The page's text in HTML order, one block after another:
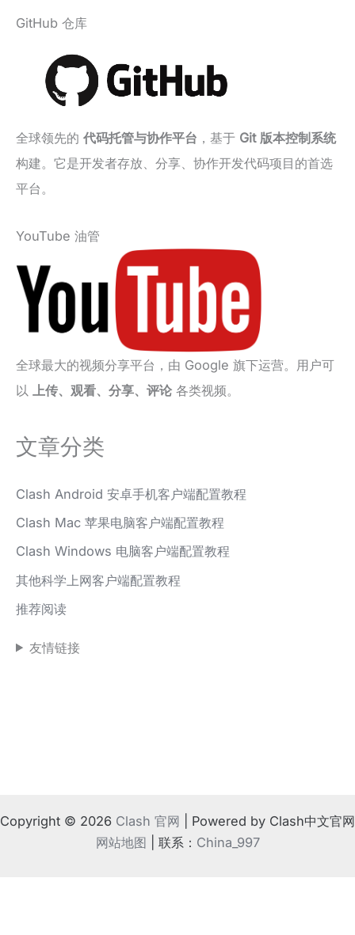
GitHub 仓库
全球领先的 代码托管与协作平台 ，基于 Git 版本控制系统
构建。它是开发者存放、分享、协作开发代码项目的首选
平台。
YouTube 油管
全球最大的视频分享平台，由 Google 旗下运营。用户可
以
上传、观看、分享、评论 各类视频。
文章分类
Clash Android 安卓手机客户端配置教程
Clash Mac 苹果电脑客户端配置教程
Clash Windows 电脑客户端配置教程
其他科学上网客户端配置教程
推荐阅读
友情链接
Copyright © 2026 Clash 官网 | Powered by Clash中文官网
网站地图 | 联系： China_997